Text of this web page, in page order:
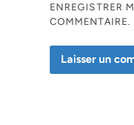
ENREGISTRER
COMMENTAIRE.